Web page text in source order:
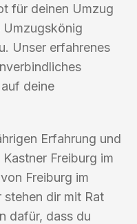
für deinen Umzug
Umzugskönig
Unser erfahrenes
deine
Erfahrung und
Freiburg im
Freiburg im
dir mit Rat
dafür, dass du